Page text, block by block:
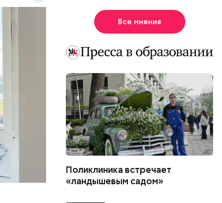
в
Все мнения
Поликлиника встречает
«ландышевым садом»